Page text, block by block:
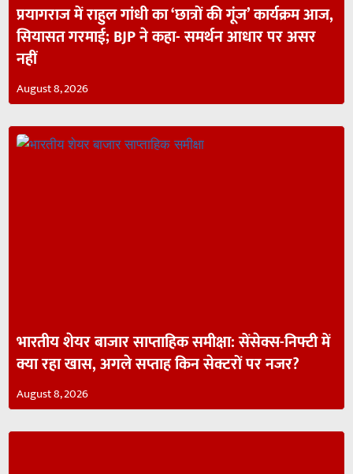
प्रयागराज में राहुल गांधी का ‘छात्रों की गूंज’ कार्यक्रम आज,
सियासत गरमाई; BJP ने कहा- समर्थन आधार पर असर
नहीं
August 8, 2026
भारतीय शेयर बाजार साप्ताहिक समीक्षा: सेंसेक्स-निफ्टी में
क्या रहा खास, अगले सप्ताह किन सेक्टरों पर नजर?
August 8, 2026